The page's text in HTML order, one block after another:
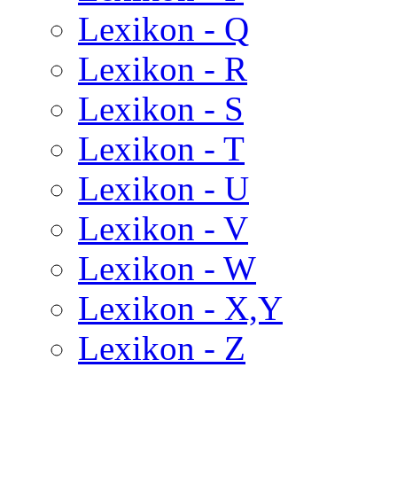
Lexikon - Q
Lexikon - R
Lexikon - S
Lexikon - T
Lexikon - U
Lexikon - V
Lexikon - W
Lexikon - X,Y
Lexikon - Z